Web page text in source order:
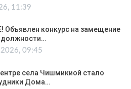
11:39
конкурс на замещение
должности…
2026, 09:45
села Чишмикиой стало
Дома…